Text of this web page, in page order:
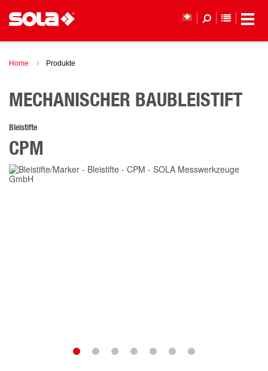
Home Produkte
MECHANISCHER BAUBLEISTIFT
Bleistifte
CPM